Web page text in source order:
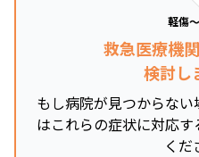
軽傷
救急医療機
検討し
もし病院が見つからな
はこれらの症状に対応
くだ